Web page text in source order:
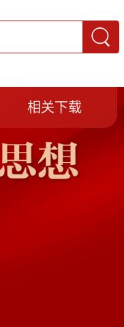
相关下载